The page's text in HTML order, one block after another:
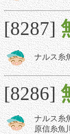
[8287]
ナルス糸
[8286]
ナルス糸
原信糸魚